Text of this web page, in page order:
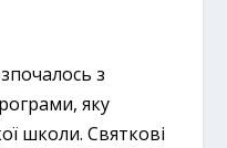
з
яку
школи. Святкові